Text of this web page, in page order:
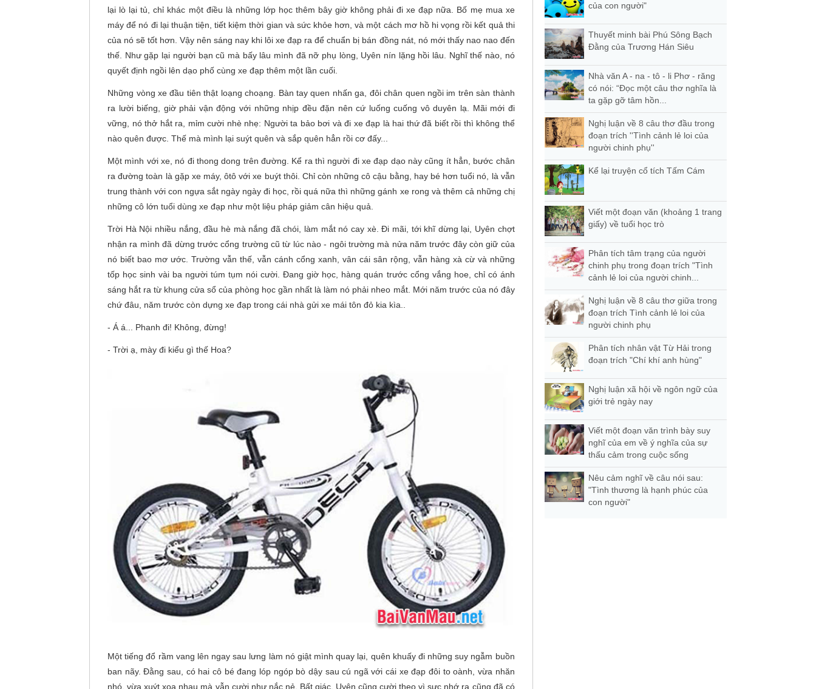
lại lò lại tủ, chỉ khác một điều là những lớp học thêm bây giờ không phải đi xe đạp nữa. Bố mẹ mua xe
máy để nó đi lại thuận tiện, tiết kiệm thời gian và sức khỏe hơn, và một cách mơ hồ hi vọng rồi kết quả thi
của nó sẽ tốt hơn. Vậy nên sáng nay khi lôi xe đạp ra để chuẩn bị bán đồng nát, nó mới thấy nao nao đến
thế. Như gặp lại người bạn cũ mà bấy lâu mình đã nỡ phụ lòng, Uyên nín lặng hồi lâu. Nghĩ thế nào, nó
quyết định ngồi lên dạo phố cùng xe đạp thêm một lần cuối.
Những vòng xe đầu tiên thật loạng choạng. Bàn tay quen nhấn ga, đôi chân quen ngồi im trên sàn thành
ra lười biếng, giờ phải vận động với những nhịp đều đặn nên cứ luống cuống vô duyên lạ. Mãi mới đi
vững, nó thở hắt ra, mỉm cười nhè nhẹ: Người ta bảo bơi và đi xe đạp là hai thứ đã biết rồi thì không thể
nào quên được. Thế mà mình lại suýt quên và sắp quên hẳn rồi cơ đấy...
Một mình với xe, nó đi thong dong trên đường. Kể ra thì người đi xe đạp dạo này cũng ít hẳn, bước chân
ra đường toàn là gặp xe máy, ôtô với xe buýt thôi. Chỉ còn những cô cậu bằng, hay bé hơn tuổi nó, là vẫn
trung thành với con ngựa sắt ngày ngày đi học, rồi quá nữa thì những gánh xe rong và thêm cả những chị
những cô lớn tuổi dùng xe đạp như một liệu pháp giảm cân hiệu quả.
Trời Hà Nội nhiều nắng, đầu hè mà nắng đã chói, làm mắt nó cay xè. Đi mãi, tới khĩ dừng lại, Uyên chợt
nhận ra mình đã dừng trước cổng trường cũ từ lúc nào - ngôi trường mà nửa năm trước đây còn giữ của
nó biết bao mơ ước. Trường vẫn thế, vẫn cánh cổng xanh, vân cái sân rộng, vẫn hàng xà cừ và những
tốp học sinh vài ba người túm tụm nói cười. Đang giờ học, hàng quán trước cổng vắng hoe, chỉ có ánh
sáng hắt ra từ khung cửa sổ của phòng học gần nhất là làm nó phải nheo mắt. Mới năm trước của nó đây
chứ đâu, năm trước còn dựng xe đạp trong cái nhà gửi xe mái tôn đỏ kia kìa..
- Á á... Phanh đi! Không, đừng!
- Trời ạ, mày đi kiểu gì thế Hoa?
Một tiếng đổ rầm vang lên ngay sau lưng làm nó giật mình quay lại, quên khuấy đi những suy ngẫm buồn
ban nãy. Đằng sau, có hai cô bé đang lóp ngóp bò dậy sau cú ngã với cái xe đạp đôi to oành, vừa nhăn
nhó, vừa xuýt xoa nhau mà vẫn cười như nắc nẻ. Bất giác, Uyên cũng cười theo vì sực nhớ ra cũng đã có
của con người"
Thuyết minh bài Phú Sông Bạch
Đằng của Trương Hán Siêu
Nhà văn A - na - tô - li Phơ - răng
có nói: “Đọc một câu thơ nghĩa là
ta gặp gỡ tâm hồn...
Nghị luận về 8 câu thơ đầu trong
đoạn trích ''Tình cảnh lẻ loi của
người chinh phụ''
Kể lại truyện cổ tích Tấm Cám
Viết một đoạn văn (khoảng 1 trang
giấy) về tuổi học trò
Phân tích tâm trạng của người
chinh phụ trong đoạn trích "Tình
cảnh lẻ loi của người chinh...
Nghị luận về 8 câu thơ giữa trong
đoạn trích Tình cảnh lẻ loi của
người chinh phụ
Phân tích nhân vật Từ Hải trong
đoạn trích "Chí khí anh hùng"
Nghị luận xã hội về ngôn ngữ của
giới trẻ ngày nay
Viết một đoạn văn trình bày suy
nghĩ của em về ý nghĩa của sự
thấu cảm trong cuộc sống
Nêu cảm nghĩ về câu nói sau:
"Tình thương là hạnh phúc của
con người"